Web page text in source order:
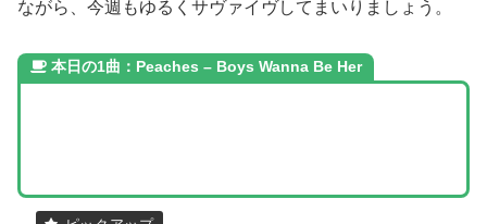
ながら、今週もゆるくサヴァイヴしてまいりましょう。
本日の1曲：Peaches – Boys Wanna Be Her